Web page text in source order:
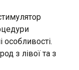
особливості.
з лівої та з